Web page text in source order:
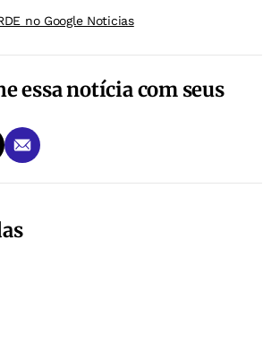
no Google Noticias
essa notícia com seus